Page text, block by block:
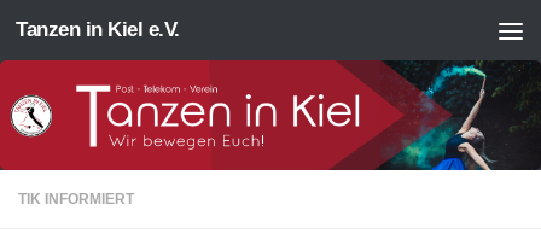
Zum Inhalt springen
Tanzen in Kiel e.V.
TIK INFORMIERT